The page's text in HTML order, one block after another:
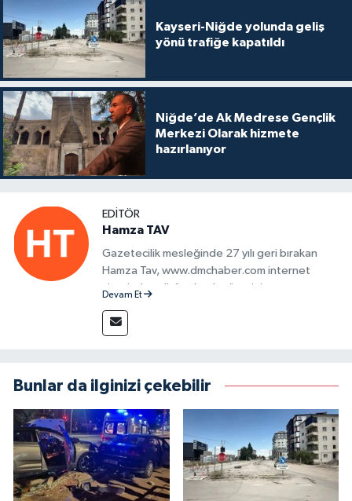
Kayseri-Niğde yolunda geliş
yönü trafiğe kapatıldı
Niğde’de Ak Medrese Gençlik
Merkezi Olarak hizmete
hazırlanıyor
EDITÖR
Hamza TAV
Gazetecilik mesleğinde 27 yılı geri bırakan
Hamza Tav, www.dmchaber.com internet
sitesinde editör olarak görevini
Devam Et
Bunlar da ilginizi çekebilir